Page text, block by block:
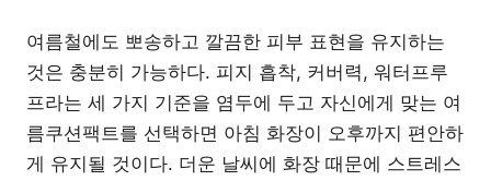
여름철에도 뽀송하고 깔끔한 피부 표현을 유지하는
것은 충분히 가능하다. 피지 흡착, 커버력, 워터프루
프라는 세 가지 기준을 염두에 두고 자신에게 맞는 여
름쿠션팩트를 선택하면 아침 화장이 오후까지 편안하
게 유지될 것이다. 더운 날씨에 화장 때문에 스트레스